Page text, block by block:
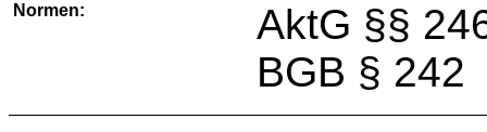
Normen:
AktG §§
BGB § 242